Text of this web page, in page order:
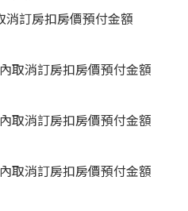
訂房扣房價預付金額
取消訂房扣房價預付金額
取消訂房扣房價預付金額
取消訂房扣房價預付金額